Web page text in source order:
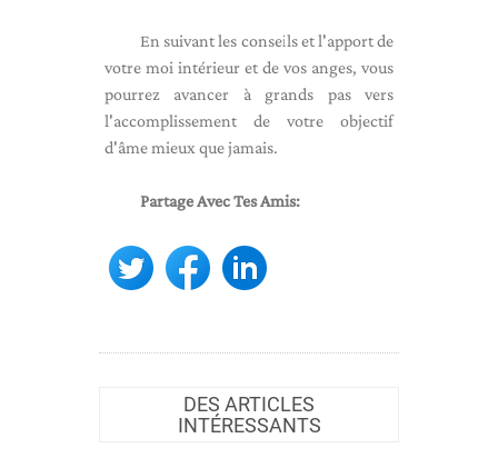
En suivant les conseils et l'apport de
votre moi intérieur et de vos anges, vous
pourrez avancer à grands pas vers
l'accomplissement de votre objectif
d'âme mieux que jamais.
Partage Avec Tes Amis:
DES ARTICLES
INTÉRESSANTS